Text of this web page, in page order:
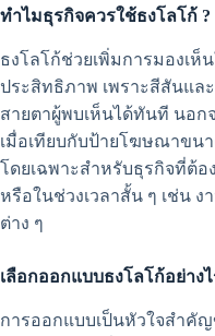
ทำไมธุรกิจควรใช้ธงโลโก้ ?
ธงโลโก้ช่วยเพิ่มการมองเห็
ประสิทธิภาพ เพราะสีสันแล
สายตาผู้พบเห็นได้ทันที นอก
เมื่อเทียบกับป้ายโฆษณาข
โดยเฉพาะสำหรับธุรกิจที่ต้
หรือในช่วงเวลาสั้น ๆ เช่น
ต่าง ๆ
เลือกออกแบบธงโลโก้อย่าง
การออกแบบเป็นหัวใจสำคั